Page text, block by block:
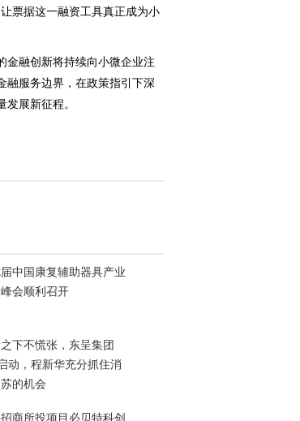
票据这一融资工具真正成为小
金融创新将持续向小微企业注
融服务边界，在政策指引下深
展新征程。
中国康复辅助器具产业
会顺利召开
下不慌张，东呈集团
动，程新华充分抓住消
的机会
商所投项目必贝特科创